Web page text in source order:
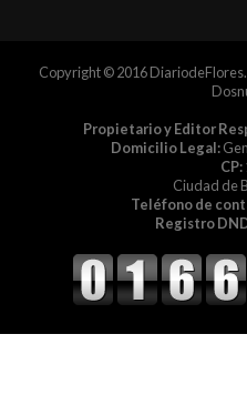
Copyright © 2016
Propietario y Editor
Domicilio Legal:
CP:
Ciudad de
Teléfono de
Registro